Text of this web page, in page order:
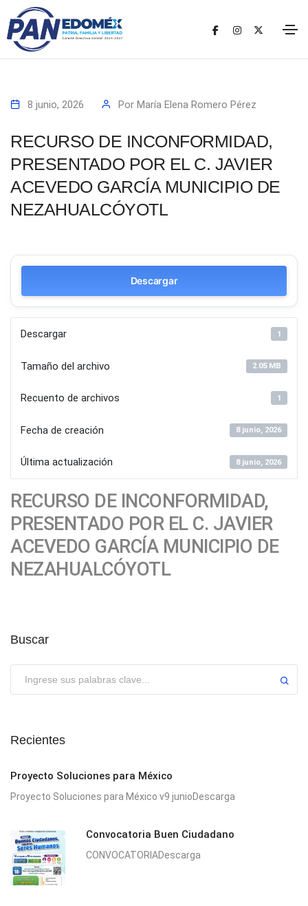
8 junio, 2026 Por María Elena Romero Pérez
RECURSO DE INCONFORMIDAD,
PRESENTADO POR EL C. JAVIER
ACEVEDO GARCÍA MUNICIPIO DE
NEZAHUALCÓYOTL
Descargar
Descargar 1
Tamaño del archivo 2.05 MB
Recuento de archivos 1
Fecha de creación 8 junio, 2026
Última actualización 8 junio, 2026
RECURSO DE INCONFORMIDAD,
PRESENTADO POR EL C. JAVIER
ACEVEDO GARCÍA MUNICIPIO DE
NEZAHUALCÓYOTL
Buscar
Recientes
Proyecto Soluciones para México
Proyecto Soluciones para México v9 junioDescarga
Convocatoria Buen Ciudadano
CONVOCATORIADescarga